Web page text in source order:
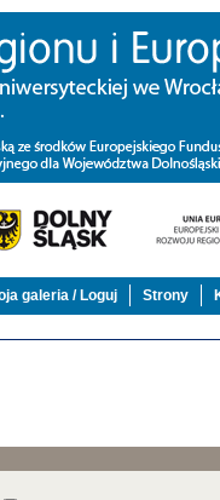
galeria / Loguj Strony